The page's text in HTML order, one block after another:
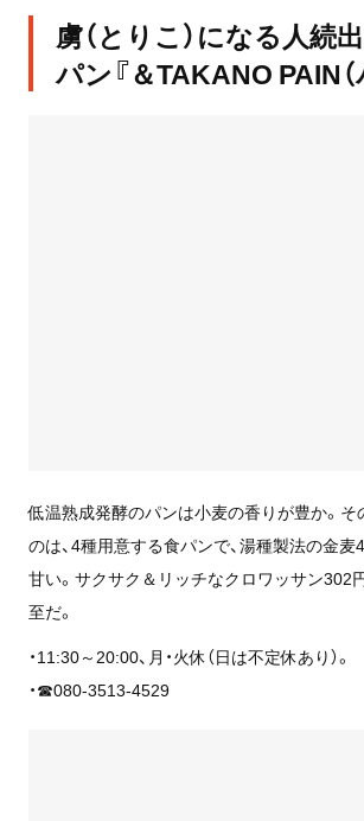
虜（とりこ）になる人続
パン『＆TAKANO PAIN（
低温熟成発酵のパンは小麦の香りが豊か。そ
のは、4種用意する食パンで、湯種製法の金
甘い。サクサク＆リッチなクロワッサン302
至だ。
・11:30～20:00、月・火休（日は不定休あり）。
・☎080-3513-4529